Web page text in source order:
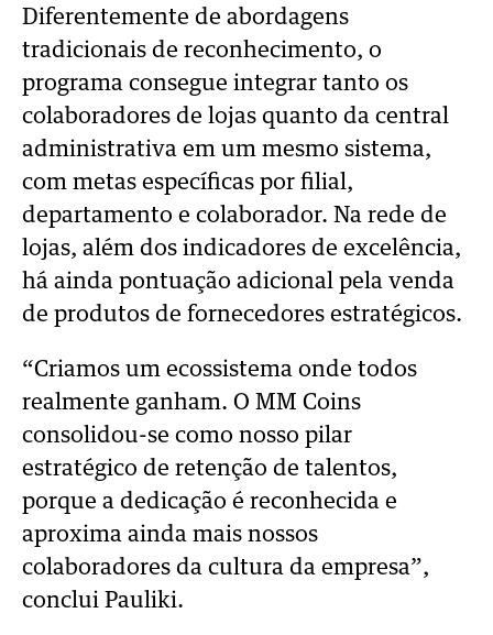
Diferentemente de abordagens
tradicionais de reconhecimento, o
programa consegue integrar tanto os
colaboradores de lojas quanto da central
administrativa em um mesmo sistema,
com metas específicas por filial,
departamento e colaborador. Na rede de
lojas, além dos indicadores de excelência,
há ainda pontuação adicional pela venda
de produtos de fornecedores estratégicos.
“Criamos um ecossistema onde todos
realmente ganham. O MM Coins
consolidou-se como nosso pilar
estratégico de retenção de talentos,
porque a dedicação é reconhecida e
aproxima ainda mais nossos
colaboradores da cultura da empresa”,
conclui Pauliki.